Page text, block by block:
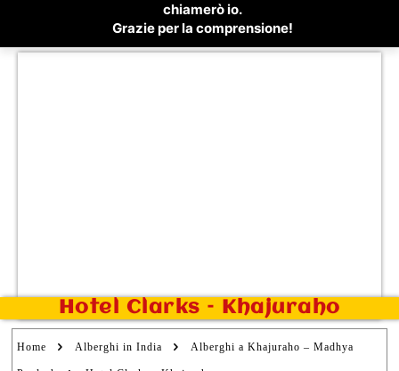
chiamerò io.
Grazie per la comprensione!
Hotel Clarks – Khajuraho
Home Alberghi in India Alberghi a Khajuraho – Madhya